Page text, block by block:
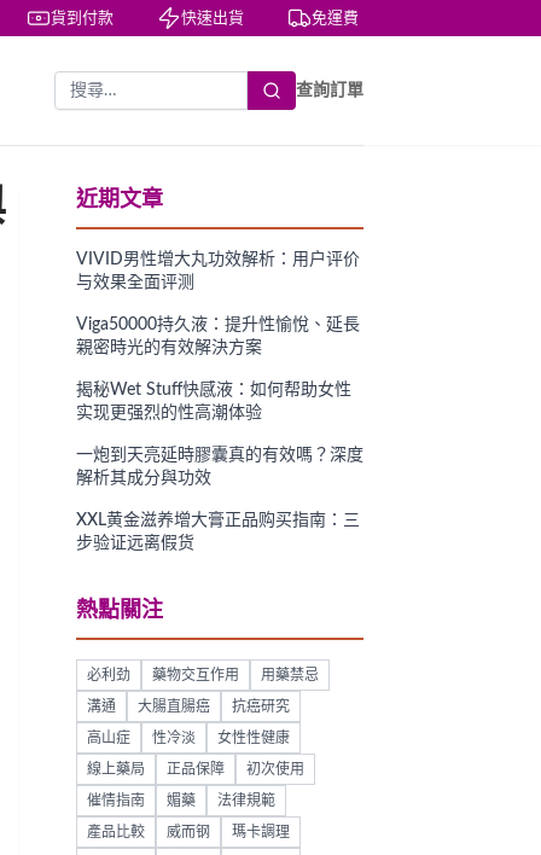
貨到付款 快速出貨 免運費
查詢訂單
近期文章
VIVID男性增大丸功效解析：用户评价
与效果全面评测
Viga50000持久液：提升性愉悅、延長
親密時光的有效解決方案
揭秘Wet Stuff快感液：如何帮助女性
实现更强烈的性高潮体验
一炮到天亮延時膠囊真的有效嗎？深度
解析其成分與功效
XXL黄金滋养增大膏正品购买指南：三
步验证远离假货
熱點關注
必利劲 藥物交互作用 用藥禁忌
溝通 大腸直腸癌 抗癌研究
高山症 性冷淡 女性性健康
線上藥局 正品保障 初次使用
催情指南 媚藥 法律規範
產品比較 威而钢 瑪卡調理